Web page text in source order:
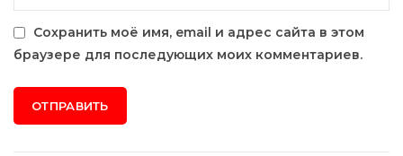
Сохранить моё имя, email и адрес сайта в этом
браузере для последующих моих комментариев.